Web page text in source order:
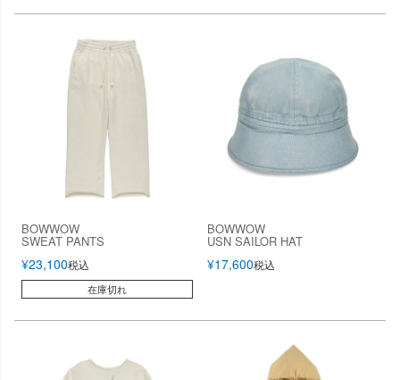
BOWWOW
SWEAT PANTS
¥23,100税込
在庫切れ
BOWWOW
USN SAILOR HAT
¥17,600税込